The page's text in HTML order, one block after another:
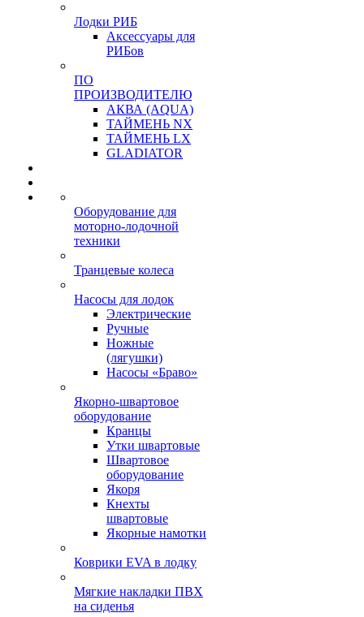
Лодки РИБ
Аксессуары для
РИБов
ПО
ПРОИЗВОДИТЕЛЮ
АКВА (AQUA)
ТАЙМЕНЬ NX
ТАЙМЕНЬ LX
GLADIATOR
Оборудование для
моторно-лодочной
техники
Транцевые колеса
Насосы для лодок
Электрические
Ручные
Ножные
(лягушки)
Насосы «Браво»
Якорно-швартовое
оборудование
Кранцы
Утки швартовые
Швартовое
оборудование
Якоря
Кнехты
швартовые
Якорные намотки
Коврики EVA в лодку
Мягкие накладки ПВХ
на сиденья